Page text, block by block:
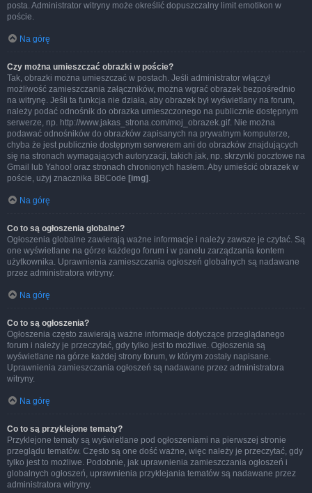
posta. Administrator witryny może określić dopuszczalny limit emotikon w
poście.
Na górę
Czy można umieszczać obrazki w poście?
Tak, obrazki można umieszczać w postach. Jeśli administrator włączył
możliwość zamieszczania załączników, można wgrać obrazek bezpośrednio
na witrynę. Jeśli ta funkcja nie działa, aby obrazek był wyświetlany na forum,
należy podać odnośnik do obrazka umieszczonego na publicznie dostępnym
serwerze, np. http://www.jakas_strona.com/moj_obrazek.gif. Nie można
podawać odnośników do obrazków zapisanych na prywatnym komputerze,
chyba że jest publicznie dostępnym serwerem ani do obrazków znajdujących
się na stronach wymagających autoryzacji, takich jak, np. skrzynki pocztowe na
Gmail lub Yahoo! oraz stronach chronionych hasłem. Aby umieścić obrazek w
poście, użyj znacznika BBCode [img] .
Na górę
Co to są ogłoszenia globalne?
Ogłoszenia globalne zawierają ważne informacje i należy zawsze je czytać. Są
one wyświetlane na górze każdego forum i w panelu zarządzania kontem
użytkownika. Uprawnienia zamieszczania ogłoszeń globalnych są nadawane
przez administratora witryny.
Na górę
Co to są ogłoszenia?
Ogłoszenia często zawierają ważne informacje dotyczące przeglądanego
forum i należy je przeczytać, gdy tylko jest to możliwe. Ogłoszenia są
wyświetlane na górze każdej strony forum, w którym zostały napisane.
Uprawnienia zamieszczania ogłoszeń są nadawane przez administratora
witryny.
Na górę
Co to są przyklejone tematy?
Przyklejone tematy są wyświetlane pod ogłoszeniami na pierwszej stronie
przeglądu tematów. Często są one dość ważne, więc należy je przeczytać, gdy
tylko jest to możliwe. Podobnie, jak uprawnienia zamieszczania ogłoszeń i
globalnych ogłoszeń, uprawnienia przyklejania tematów są nadawane przez
administratora witryny.